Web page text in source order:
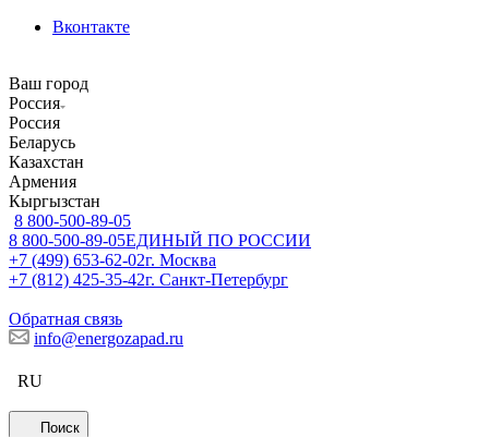
Вконтакте
Ваш город
Россия
Россия
Беларусь
Казахстан
Армения
Кыргызстан
8 800-500-89-05
8 800-500-89-05ЕДИНЫЙ ПО РОССИИ
+7 (499) 653-62-02г. Москва
+7 (812) 425-35-42г. Санкт-Петербург
Обратная связь
info@energozapad.ru
RU
Поиск